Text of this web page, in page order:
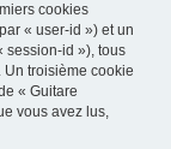
cookies
« user-id ») et un
session-id »), tous
troisième cookie
« Guitare
vous avez lus,